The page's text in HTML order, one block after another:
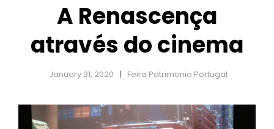
A Renascença
através do cinema
January 31, 2020 Feira Patrimonio Portugal